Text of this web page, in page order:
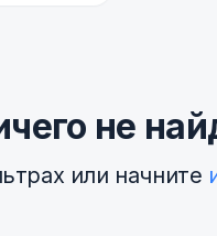
не
или начните